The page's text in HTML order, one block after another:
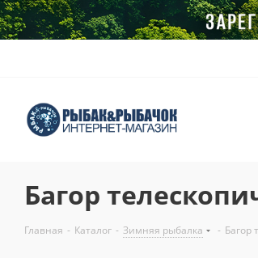
Багор
Главная - Каталог - Зимняя рыбалка - Багор